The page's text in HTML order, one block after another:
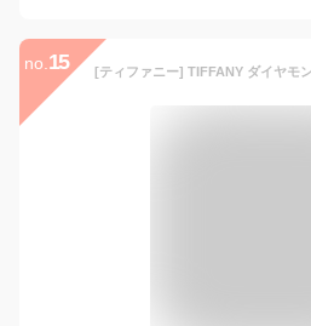
no. 15